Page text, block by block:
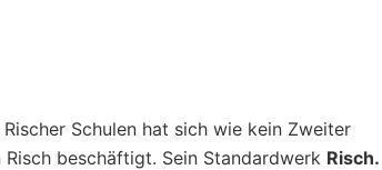
Schulen hat sich wie kein Zweiter
beschäftigt. Sein Standardwerk Risch.